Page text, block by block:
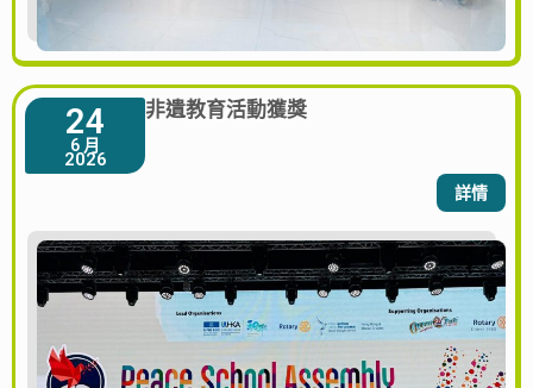
24
6 月
2026
非遺教育活動獲獎
詳情